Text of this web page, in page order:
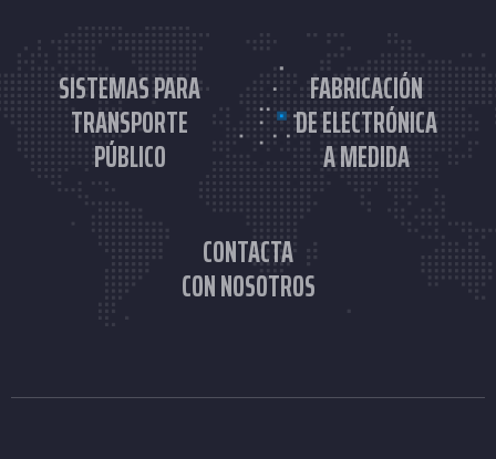
SISTEMAS PARA
TRANSPORTE
PÚBLICO
FABRICACIÓN
DE ELECTRÓNICA
A MEDIDA
CONTACTA
CON NOSOTROS